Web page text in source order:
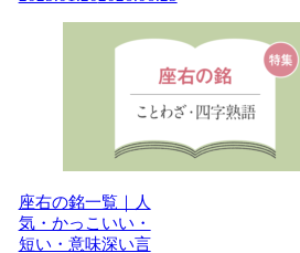
座右の銘一覧｜人
気・かっこいい・
短い・意味深い言